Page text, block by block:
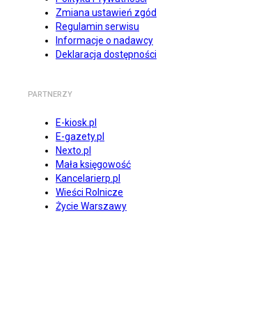
Zmiana ustawień zgód
Regulamin serwisu
Informacje o nadawcy
Deklaracja dostępności
PARTNERZY
E-kiosk.pl
E-gazety.pl
Nexto.pl
Mała księgowość
Kancelarierp.pl
Wieści Rolnicze
Życie Warszawy